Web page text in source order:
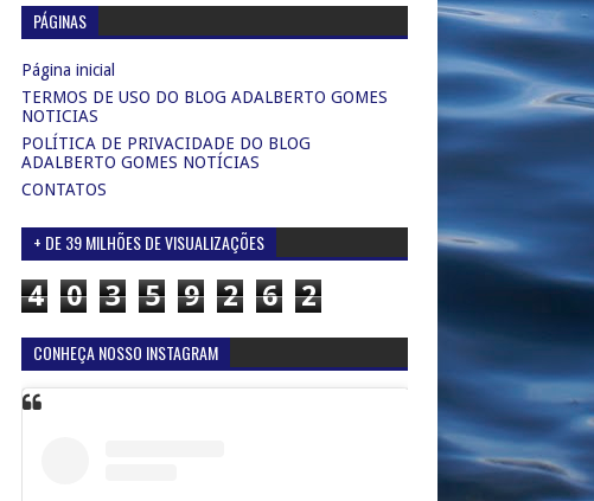
PÁGINAS
Página inicial
TERMOS DE USO DO BLOG ADALBERTO GOMES
NOTICIAS
POLÍTICA DE PRIVACIDADE DO BLOG
ADALBERTO GOMES NOTÍCIAS
CONTATOS
+ DE 39 MILHÕES DE VISUALIZAÇÕES
4 0 3 5 9 2 6 2
CONHEÇA NOSSO INSTAGRAM